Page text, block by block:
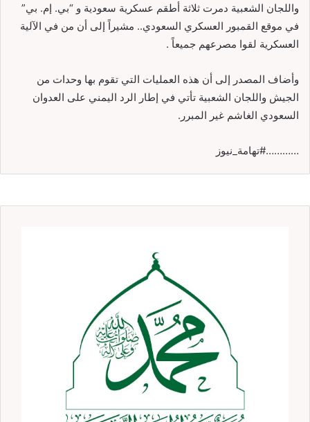
واللجان الشعبية دمرت ثلاثة أطقم عسكرية سعودية و “بي. إم. بي”
في موقع القمبور العسكري السعودي.. مشيراً إلى أن من في الآلية
العسكرية لقوا مصرعهم جميعاً .
وأضاف المصدر إلى أن هذه العمليات التي تقوم بها وحدات من
الجيش واللجان الشعبية تأتي في إطار الرد اليمني على العدوان
السعودي الغاشم غير المبرر.
…………#تهامة_نيوز